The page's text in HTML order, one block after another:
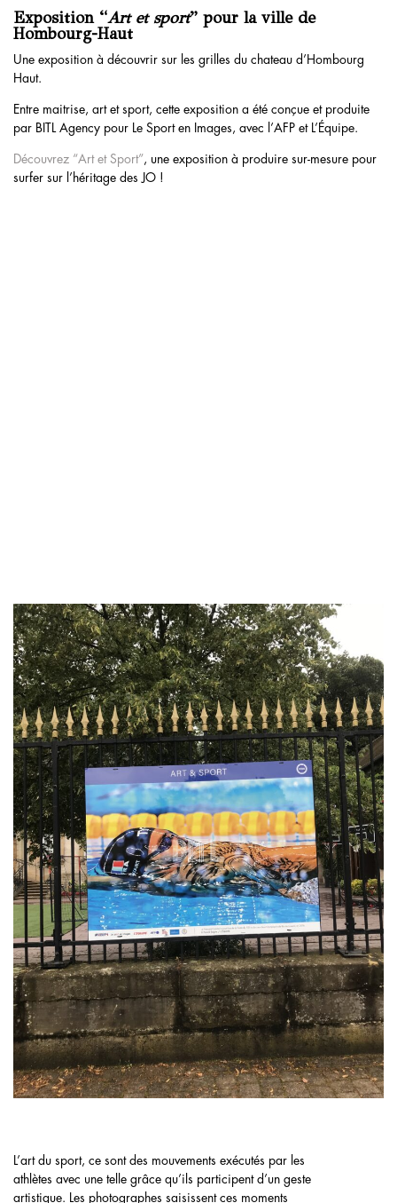
Exposition “Art et sport” pour la ville de
Hombourg-Haut
Une exposition à découvrir sur les grilles du chateau d’Hombourg
Haut.
Entre maitrise, art et sport, cette exposition a été conçue et produite
par BITL Agency pour Le Sport en Images, avec l’AFP et L’Équipe.
Découvrez “Art et Sport” , une exposition à produire sur-mesure pour
surfer sur l’héritage des JO !
L’art du sport, ce sont des mouvements exécutés par les
athlètes avec une telle grâce qu’ils participent d’un geste
artistique. Les photographes saisissent ces moments